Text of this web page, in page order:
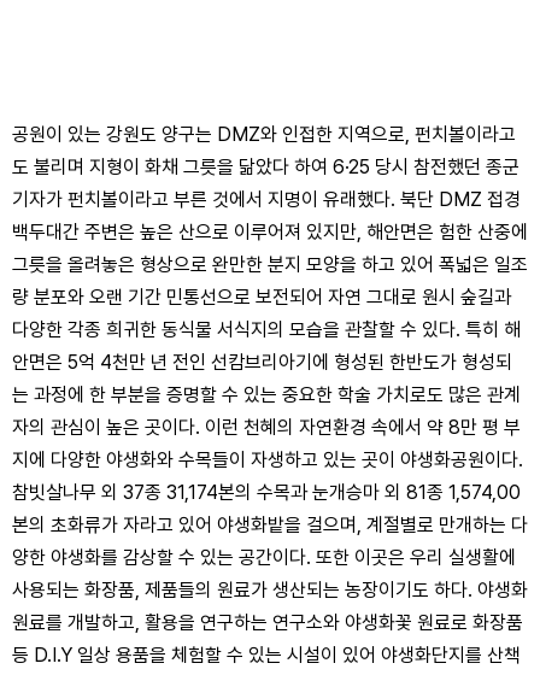
공원이 있는 강원도 양구는 DMZ와 인접한 지역으로, 펀치볼이라고
도 불리며 지형이 화채 그릇을 닮았다 하여 6·25 당시 참전했던 종군
기자가 펀치볼이라고 부른 것에서 지명이 유래했다. 북단 DMZ 접경
백두대간 주변은 높은 산으로 이루어져 있지만, 해안면은 험한 산중에
그릇을 올려놓은 형상으로 완만한 분지 모양을 하고 있어 폭넓은 일조
량 분포와 오랜 기간 민통선으로 보전되어 자연 그대로 원시 숲길과
다양한 각종 희귀한 동식물 서식지의 모습을 관찰할 수 있다. 특히 해
안면은 5억 4천만 년 전인 선캄브리아기에 형성된 한반도가 형성되
는 과정에 한 부분을 증명할 수 있는 중요한 학술 가치로도 많은 관계
자의 관심이 높은 곳이다. 이런 천혜의 자연환경 속에서 약 8만 평 부
지에 다양한 야생화와 수목들이 자생하고 있는 곳이 야생화공원이다.
참빗살나무 외 37종 31,174본의 수목과 눈개승마 외 81종 1,574,00
본의 초화류가 자라고 있어 야생화밭을 걸으며, 계절별로 만개하는 다
양한 야생화를 감상할 수 있는 공간이다. 또한 이곳은 우리 실생활에
사용되는 화장품, 제품들의 원료가 생산되는 농장이기도 하다. 야생화
원료를 개발하고, 활용을 연구하는 연구소와 야생화꽃 원료로 화장품
등 D.I.Y 일상 용품을 체험할 수 있는 시설이 있어 야생화단지를 산책